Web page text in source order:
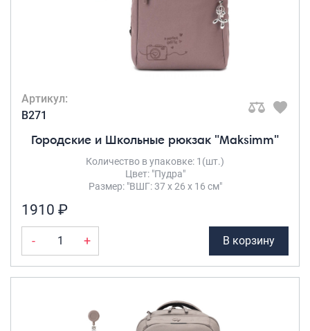
Артикул:
B271
Городские и Школьные рюкзак "Maksimm"
Количество в упаковке: 1(шт.)
Цвет: "Пудра"
Размер: "ВШГ: 37 х 26 х 16 см"
1910 ₽
- + В корзину